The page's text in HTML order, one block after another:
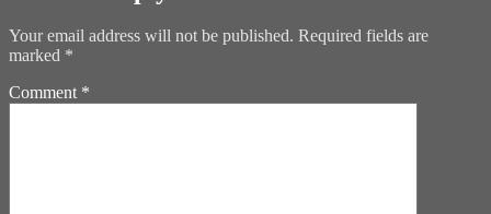
Your email address will not be published. Required fields are
marked *
Comment *